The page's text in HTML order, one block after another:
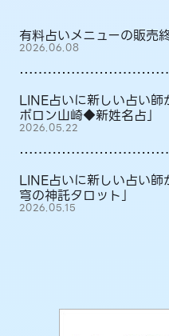
有料占いメニューの販売
2026.06.08
LINE占いに新しい占い
ポロン山崎◆新姓名占」
2026.05.22
LINE占いに新しい占い
穹の神託タロット」
2026.05.15